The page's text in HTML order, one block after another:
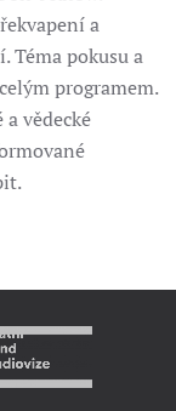
a
Téma pokusu a
programem.
vědecké